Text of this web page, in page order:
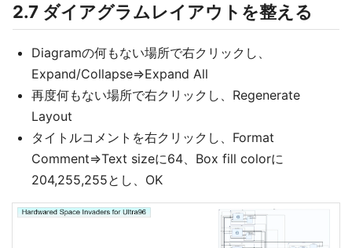
2.7 ダイアグラムレイアウトを整える
Diagramの何もない場所で右クリックし、
Expand/Collapse⇒Expand All
再度何もない場所で右クリックし、Regenerate
Layout
タイトルコメントを右クリックし、Format
Comment⇒Text sizeに64、Box fill colorに
204,255,255とし、OK